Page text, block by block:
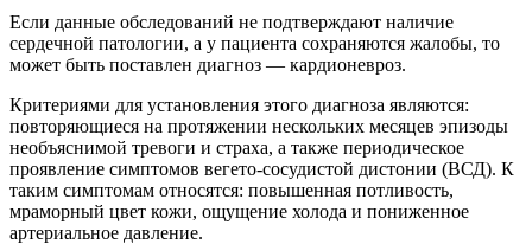
Если данные обследований не подтверждают наличие
сердечной патологии, а у пациента сохраняются жалобы, то
может быть поставлен диагноз — кардионевроз.
Критериями для установления этого диагноза являются:
повторяющиеся на протяжении нескольких месяцев эпизоды
необъяснимой тревоги и страха, а также периодическое
проявление симптомов вегето-сосудистой дистонии (ВСД). К
таким симптомам относятся: повышенная потливость,
мраморный цвет кожи, ощущение холода и пониженное
артериальное давление.